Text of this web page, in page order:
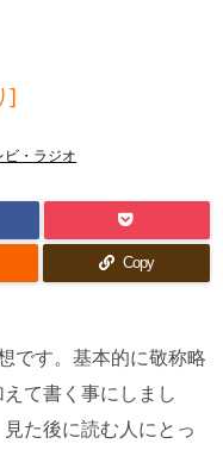
]
・ラジオ
Copy
です。基本的に敬称略
て書く事にしまし
た後に読む人にとっ